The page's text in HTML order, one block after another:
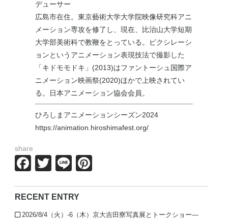
デューサー
広島市在住。東京藝術大学大学院映像研究科アニ
メーション専攻を修了し、現在、比治山大学短期
大学部美術科で教鞭をとっている。ピクシレーシ
ョンというアニメーション表現技法で撮影した
「キドモモドキ」(2013)はファントーシュ国際ア
ニメーション映画祭(2020)ほかで上映されてい
る。日本アニメーション協会会員。
ひろしまアニメーションシーズン2024
https://animation.hiroshimafest.org/
share
Facebook
Twitter
Line
RECENT ENTRY
2026/8/4（火）-6（木）京大吉田寮写真展とトークショー—